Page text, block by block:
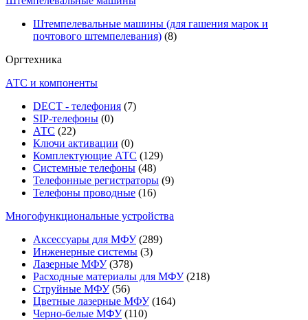
Штемпелевальные машины (для гашения марок и
почтового штемпелевания) (8)
Оргтехника
АТС и компоненты
DECT - телефония (7)
SIP-телефоны (0)
АТС (22)
Ключи активации (0)
Комплектующие АТС (129)
Системные телефоны (48)
Телефонные регистраторы (9)
Телефоны проводные (16)
Многофункциональные устройства
Аксессуары для МФУ(289)
Инженерные системы (3)
Лазерные МФУ(378)
Расходные материалы для МФУ(218)
Струйные МФУ(56)
Цветные лазерные МФУ(164)
Черно-белые МФУ(110)